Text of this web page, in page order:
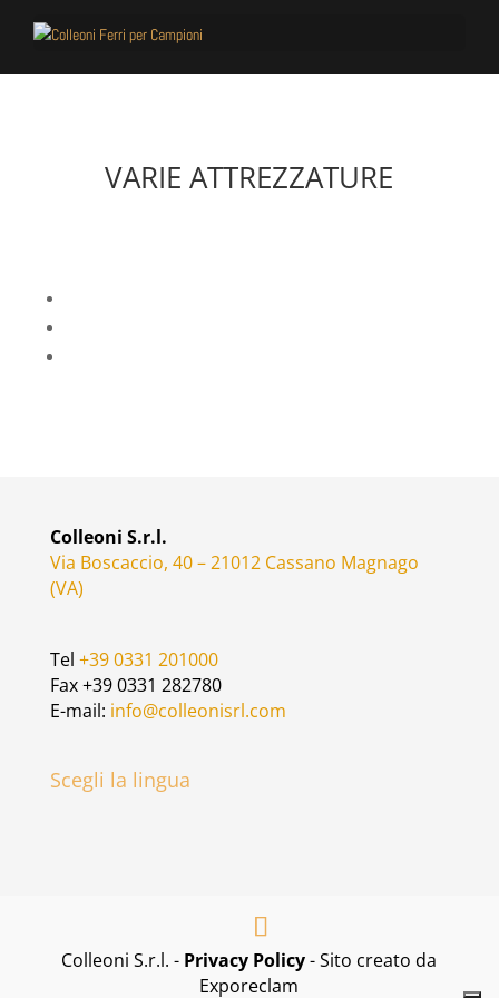
VARIE ATTREZZATURE
Colleoni S.r.l.
Via Boscaccio, 40 – 21012 Cassano Magnago
(VA)
Tel +39 0331 201000
Fax +39 0331 282780
E-mail: info@colleonisrl.com
Scegli la lingua
Colleoni S.r.l. - Privacy Policy- Sito creato da
Exporeclam